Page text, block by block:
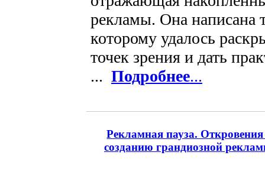
рекламы. Она написана
которому удалось
точек зрения и дать
... Подробнее...
Рекламная пауза.
созданию грандиозной